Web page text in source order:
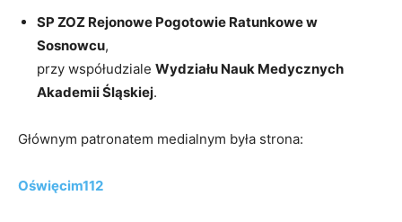
SP ZOZ Rejonowe Pogotowie Ratunkowe w
Sosnowcu,
przy współudziale Wydziału Nauk Medycznych
Akademii Śląskiej.
Głównym patronatem medialnym była strona:
Oświęcim112